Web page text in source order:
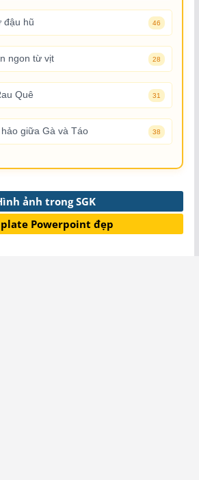
đậu hũ 46
ngon từ vịt 28
Quê 31
giữa Gà và Táo 38
ảnh trong SGK
Powerpoint đẹp